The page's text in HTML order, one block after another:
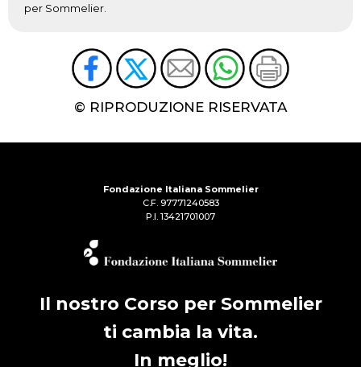
per Sommelier.
© RIPRODUZIONE RISERVATA
Fondazione Italiana Sommelier
C.F. 97771240583
P.I. 13421701007
Il nostro Corso per Sommelier
ti cambia la vita.
In meglio!